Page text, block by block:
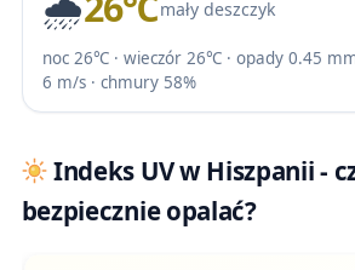
mały deszczyk
noc 26℃ · wieczór 26℃ · opady 0.45
6 m/s · chmury 58%
Indeks UV w Hiszpanii -
bezpiecznie opalać?